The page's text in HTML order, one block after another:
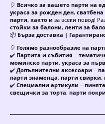
🎈 Всичко за вашето парти на
украса за рожден ден, сватбена
парти, както и за всеки повод!
стойки за балони, ленти за
📦 Бърза доставка |
🎈 Голямо разнообразие на
✔️ Партита и събития –
моминско парти, украса за
✔️ Допълнителни аксесоари –
парти знаменца, парти свирки,
✔️ Специални артикули –
свещички за торта, парти